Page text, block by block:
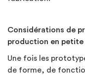
Considérations de
production en petite
Une fois les
de forme, de